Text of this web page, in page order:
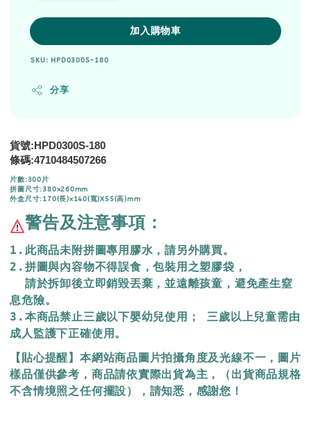
加入購物車
SKU: HPD0300S-180
分享
貨號:HPD0300S-180
條碼:4710484507266
片數:300片
拼圖尺寸:380x260mm
外盒尺寸:170(長)x140(寬)X55(高)mm
警告及注意事項：
1.此商品未附拼圖專用膠水，請另外購買。
2.拼圖與內容物不得誤食，包裝用之塑膠袋，
  請於拆卸後立即銷毀丟棄，
並遠離孩童，避免產生窒
息危險。
3.本商品禁止三歲以下嬰幼兒使用； 三歲以上兒童需由
成人監護下正確使用。
【貼心提醒】本網站商品圖片拍攝角度及光線不一，圖片
樣品僅供參考，商品請依實際出貨為主，（出貨商品規格
不含情境照之任何擺設），請知悉，感謝您！